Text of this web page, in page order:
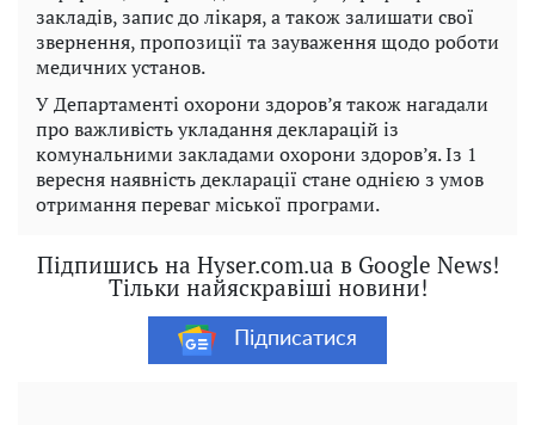
закладів, запис до лікаря, а також залишати свої
звернення, пропозиції та зауваження щодо роботи
медичних установ.
У Департаменті охорони здоров’я також нагадали
про важливість укладання декларацій із
комунальними закладами охорони здоров’я. Із 1
вересня наявність декларації стане однією з умов
отримання переваг міської програми.
Підпишись на Hyser.com.ua в Google News!
Тільки найяскравіші новини!
Підписатися